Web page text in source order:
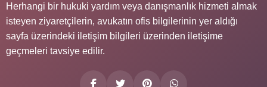
Herhangi bir hukuki yardım veya danışmanlık hizmeti almak
isteyen ziyaretçilerin, avukatın ofis bilgilerinin yer aldığı
sayfa üzerindeki iletişim bilgileri üzerinden iletişime
geçmeleri tavsiye edilir.